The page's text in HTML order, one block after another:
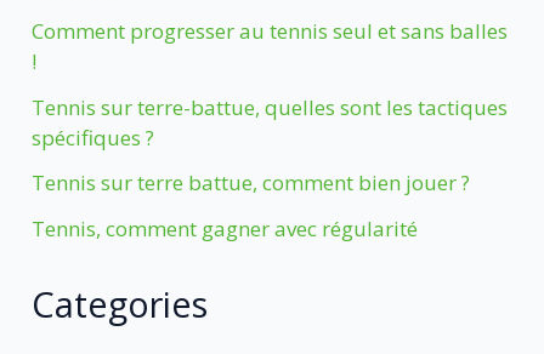
Comment progresser au tennis seul et sans balles
!
Tennis sur terre-battue, quelles sont les tactiques
spécifiques ?
Tennis sur terre battue, comment bien jouer ?
Tennis, comment gagner avec régularité
Categories